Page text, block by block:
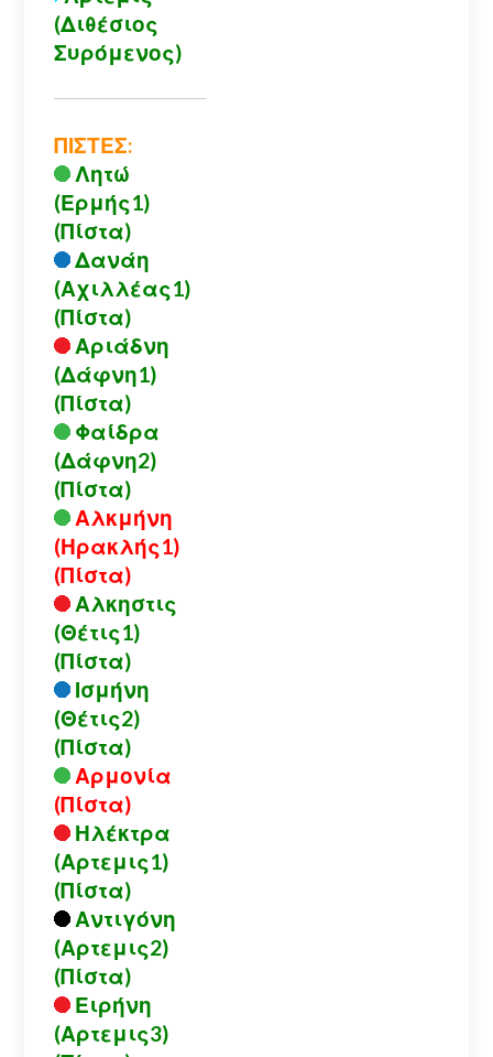
(Διθέσιος
Συρόμενος)
ΠΙΣΤΕΣ:
Λητώ
(Ερμής1)
(Πίστα)
Δανάη
(Αχιλλέας1)
(Πίστα)
Αριάδνη
(Δάφνη1)
(Πίστα)
Φαίδρα
(Δάφνη2)
(Πίστα)
Αλκμήνη
(Ηρακλής1)
(Πίστα)
Αλκηστις
(Θέτις1)
(Πίστα)
Ισμήνη
(Θέτις2)
(Πίστα)
Αρμονία
(Πίστα)
Ηλέκτρα
(Αρτεμις1)
(Πίστα)
Αντιγόνη
(Αρτεμις2)
(Πίστα)
Ειρήνη
(Αρτεμις3)